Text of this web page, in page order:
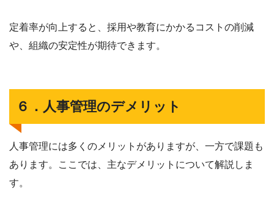
定着率が向上すると、採用や教育にかかるコストの削減
や、組織の安定性が期待できます。
６．人事管理のデメリット
人事管理には多くのメリットがありますが、一方で課題も
あります。ここでは、主なデメリットについて解説しま
す。